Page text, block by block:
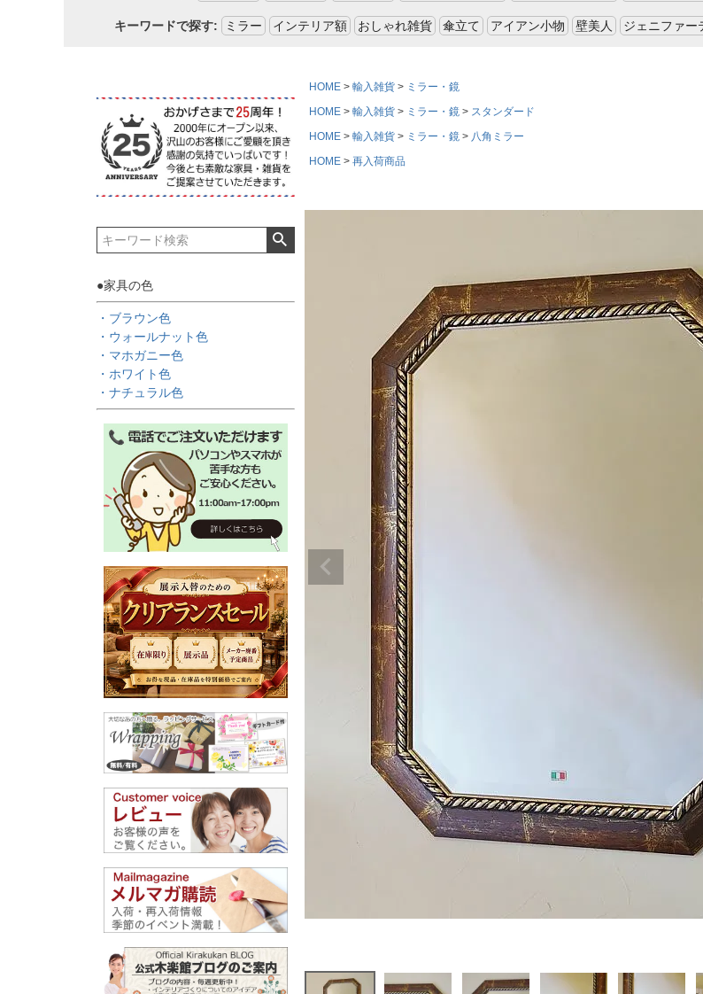
キーワードで探す: ミラー インテリア額 おしゃれ雑貨 傘立て アイアン小物 壁美人 ジェニファー
●家具の色
・ブラウン色
・ウォールナット色
・マホガニー色
・ホワイト色
・ナチュラル色
HOME 輸入雑貨
ミラー・鏡
HOME
輸入雑貨 ミラー・鏡
スタンダード
HOME
輸入雑貨 ミラー・鏡
八角ミラー
HOME
再入荷商品